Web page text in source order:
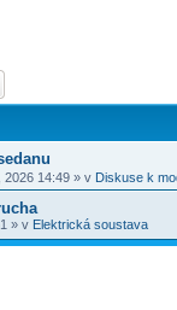
2026 14:49 » v Diskuse k
» v Elektrická soustava